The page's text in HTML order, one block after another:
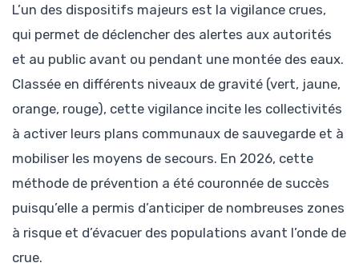
L’un des dispositifs majeurs est la vigilance crues,
qui permet de déclencher des alertes aux autorités
et au public avant ou pendant une montée des eaux.
Classée en différents niveaux de gravité (vert, jaune,
orange, rouge), cette vigilance incite les collectivités
à activer leurs plans communaux de sauvegarde et à
mobiliser les moyens de secours. En 2026, cette
méthode de prévention a été couronnée de succès
puisqu’elle a permis d’anticiper de nombreuses zones
à risque et d’évacuer des populations avant l’onde de
crue.